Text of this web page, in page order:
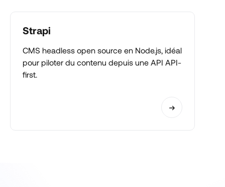
Strapi
CMS headless open source en Node.js, idéal
pour piloter du contenu depuis une API API-
first.